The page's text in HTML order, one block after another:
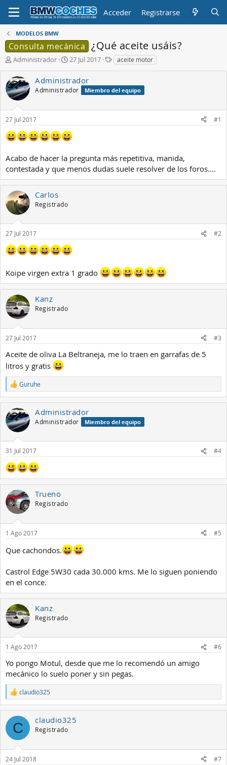
Acceder Registrarse
MODELOS BMW
Consulta mecánica ¿Qué aceite usáis?
A
t
o
r
Administrador
F
c
h
a
i
n
i
i
o
27 Jul 2017
E
q
u
a
aceite motor
Administrador
Administrador Miembro del equipo
27 Jul 2017 #1
Acabo de hacer la pregunta más repetitiva, manida,
contestada y que menos dudas suele resolver de los foros....
Carlos
Registrado
27 Jul 2017 #2
Koipe virgen extra 1 grado
Kanz
Registrado
27 Jul 2017 #3
Aceite de oliva La Beltraneja, me lo traen en garrafas de 5
litros y gratis
R
e
a
c
c
i
n
e
s
:
Guruhe
Administrador
Administrador Miembro del equipo
31 Jul 2017 #4
Trueno
Registrado
1 Ago 2017 #5
Que cachondos.
Castrol Edge 5W30 cada 30.000 kms. Me lo siguen poniendo
en el conce.
Kanz
Registrado
1 Ago 2017 #6
Yo pongo Motul, desde que me lo recomendó un amigo
mecánico lo suelo poner y sin pegas.
R
e
a
c
i
n
e
claudio325
C claudio325
Registrado
24 Jul 2018 #7